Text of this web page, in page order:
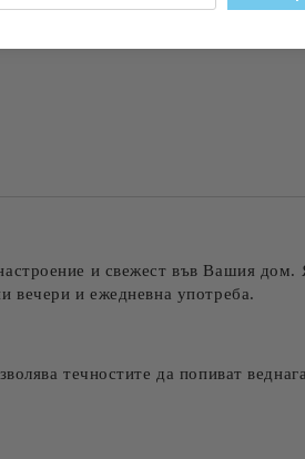
БЪРЗА
и свежест във Вашия
вечери и ежедневна употреба.
течностите да попиват